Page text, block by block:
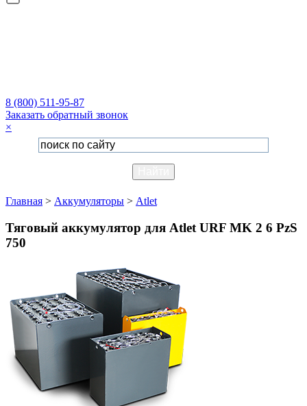
8 (800) 511-95-87
Заказать обратный звонок
×
Главная > Аккумуляторы > Atlet
Тяговый аккумулятор для Atlet URF MK 2 6 PzS
750